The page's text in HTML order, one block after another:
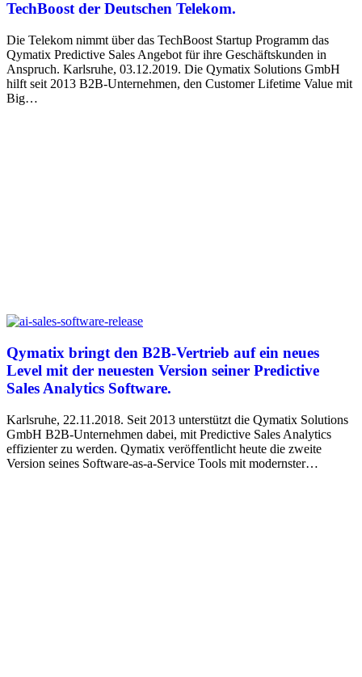
TechBoost der Deutschen Telekom.
Die Telekom nimmt über das TechBoost Startup Programm das
Qymatix Predictive Sales Angebot für ihre Geschäftskunden in
Anspruch. Karlsruhe, 03.12.2019. Die Qymatix Solutions GmbH
hilft seit 2013 B2B-Unternehmen, den Customer Lifetime Value mit
Big…
Qymatix bringt den B2B-Vertrieb auf ein neues
Level mit der neuesten Version seiner Predictive
Sales Analytics Software.
Karlsruhe, 22.11.2018. Seit 2013 unterstützt die Qymatix Solutions
GmbH B2B-Unternehmen dabei, mit Predictive Sales Analytics
effizienter zu werden. Qymatix veröffentlicht heute die zweite
Version seines Software-as-a-Service Tools mit modernster…